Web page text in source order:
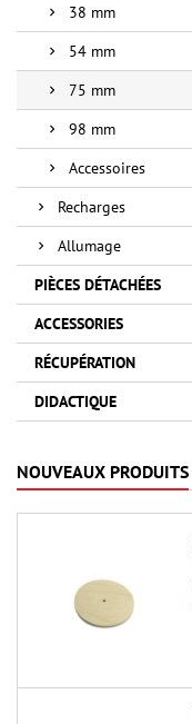
38 mm
54 mm
75 mm
98 mm
Accessoires
Recharges
Allumage
PIÈCES DÉTACHÉES
ACCESSORIES
RÉCUPÉRATION
DIDACTIQUE
NOUVEAUX PRODUITS